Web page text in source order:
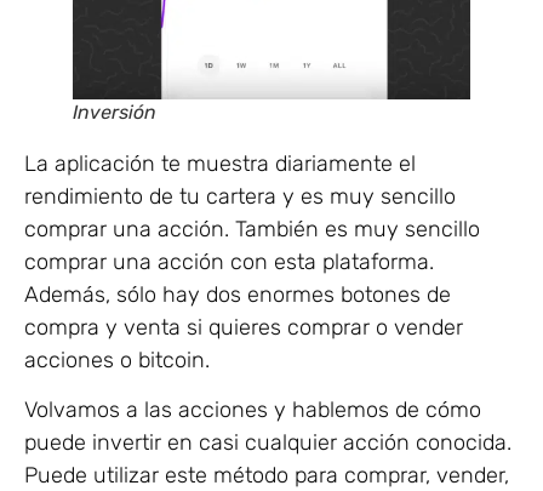
Inversión
La aplicación te muestra diariamente el
rendimiento de tu cartera y es muy sencillo
comprar una acción. También es muy sencillo
comprar una acción con esta plataforma.
Además, sólo hay dos enormes botones de
compra y venta si quieres comprar o vender
acciones o bitcoin.
Volvamos a las acciones y hablemos de cómo
puede invertir en casi cualquier acción conocida.
Puede utilizar este método para comprar, vender,